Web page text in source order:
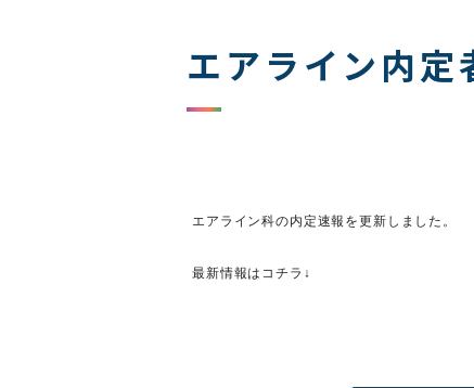
エアライン内定
エアライン科の内定速報を更新しました。
最新情報はコチラ↓